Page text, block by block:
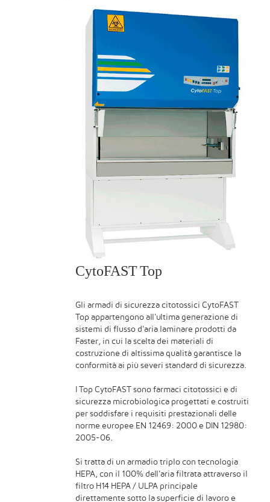
CytoFAST Top
Gli armadi di sicurezza citotossici CytoFAST
Top appartengono all'ultima generazione di
sistemi di flusso d'aria laminare prodotti da
Faster, in cui la scelta dei materiali di
costruzione di altissima qualità garantisce la
conformità ai più severi standard di sicurezza.
I Top CytoFAST sono farmaci citotossici e di
sicurezza microbiologica progettati e costruiti
per soddisfare i requisiti prestazionali delle
norme europee EN 12469: 2000 e DIN 12980:
2005-06.
Si tratta di un armadio triplo con tecnologia
HEPA, con il 100% dell'aria filtrata attraverso il
filtro H14 HEPA / ULPA principale
direttamente sotto la superficie di lavoro e